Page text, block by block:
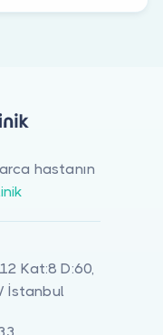
hastanın
Kat:8 D:60,
İstanbul